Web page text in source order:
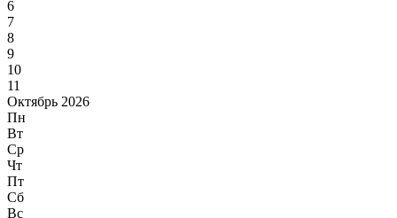
6
7
8
9
10
11
Октябрь 2026
Пн
Вт
Ср
Чт
Пт
Сб
Вс